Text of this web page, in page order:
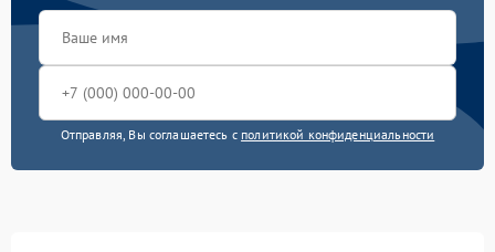
Отправляя, Вы соглашаетесь с политикой конфиденциальности